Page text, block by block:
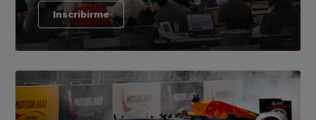
Inscribirme